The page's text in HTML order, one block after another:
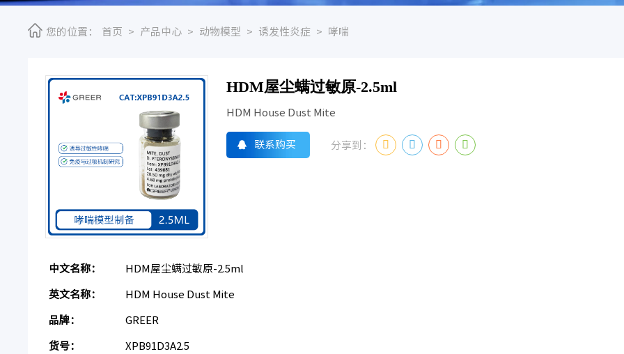
您的位置： 首页 > 产品中心 > 动物模型 > 诱发性炎症 > 哮喘
HDM屋尘螨过敏原-2.5ml
HDM House Dust Mite
联系购买 分享到：
中文名称： HDM屋尘螨过敏原-2.5ml
英文名称： HDM House Dust Mite
品牌： GREER
货号： XPB91D3A2.5